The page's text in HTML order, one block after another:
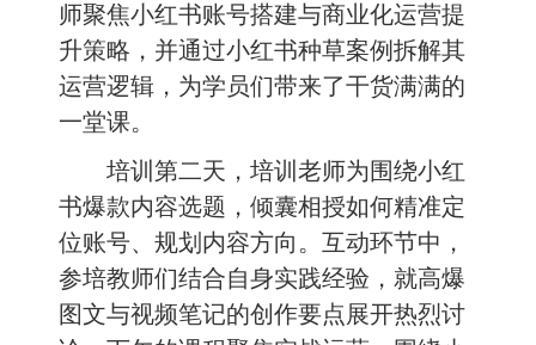
师聚焦小红书账号搭建与商业化运营提
升策略，并通过小红书种草案例拆解其
运营逻辑，为学员们带来了干货满满的
一堂课。
培训第二天，培训老师为围绕小红
书爆款内容选题，倾囊相授如何精准定
位账号、规划内容方向。互动环节中，
参培教师们结合自身实践经验，就高爆
图文与视频笔记的创作要点展开热烈讨